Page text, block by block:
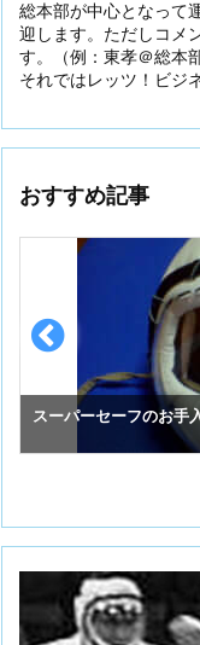
総本部が中心となって
迎します。ただしコメ
す。（例：東孝＠総本部
それではレッツ！ビジ
おすすめ記事
スーパーセーフのお